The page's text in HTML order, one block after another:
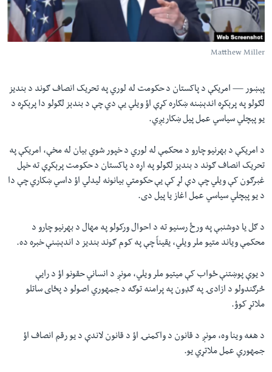
دلته
مخکې
مرکزي
واوړئ
اداریه
Learning English
Matthew Miller
پېښور — امریکې د پاکستان د حکومت له لوري په تحریک انصاف ګوند د بندیز
لګولو په پرېکړه اندېښنه ښکاره کړې اؤ ویلي یې دي چې د بندېز لګولو دا پرېکړه د
یو پېچلي سیاسي عمل پیل ښکاریږي.
د امریکې د بهرنیو چارو د محکمې له لوري د خپور شوي بیان له مخې، امریکې په
تحریک انصاف ګوند د بندیز لګولو په اړه د پاکستان د حکومت پرېکړې ته خپل
غبرګون کې ویلي چې دې لړ کې یې حکومتي بیانونه لیدلي اؤ داسي ښکاري چې دا
د یو پېچلي سیاسي عمل اغاز یا پیل دی.
د ګل یا دوشنبې په ورځ رسنیو ته د احوال ورکولو په مهال د بهرنیو چارو د
محکمې ویاند متیو ملر ویلي، یقیناً چې په کوم ګوند بندیز د اندېښنې خبره ده.
د یوې پوښتنې ځواب کې میتیو ملر ویلي، مونږ د انساني حقونو اؤ د رایې
څرګندولو د ازادۍ په ګډون په پرامنه توګه د جمهوري اصولو د پځای ساتلو
ملاتړ کوؤ.
د هغه وینا وه، مونږ د قانون د واکمنۍ اؤ د قانون لاندې د یو رقم انصاف اؤ
جمهوري عمل ملاتړي یو.